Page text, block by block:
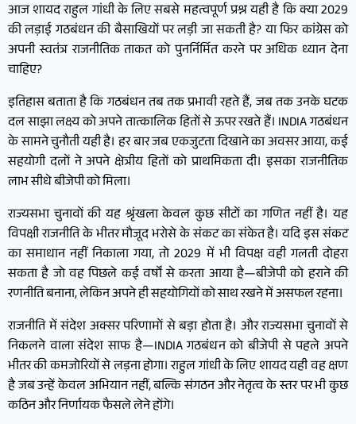
आज शायद राहुल गांधी के लिए सबसे महत्वपूर्ण प्रश्न यही है कि क्या 2029
की लड़ाई गठबंधन की बैसाखियों पर लड़ी जा सकती है? या फिर कांग्रेस को
अपनी स्वतंत्र राजनीतिक ताकत को पुनर्निर्मित करने पर अधिक ध्यान देना
चाहिए?
इतिहास बताता है कि गठबंधन तब तक प्रभावी रहते हैं, जब तक उनके घटक
दल साझा लक्ष्य को अपने तात्कालिक हितों से ऊपर रखते हैं। INDIA गठबंधन
के सामने चुनौती यही है। हर बार जब एकजुटता दिखाने का अवसर आया, कई
सहयोगी दलों ने अपने क्षेत्रीय हितों को प्राथमिकता दी। इसका राजनीतिक
लाभ सीधे बीजेपी को मिला।
राज्यसभा चुनावों की यह श्रृंखला केवल कुछ सीटों का गणित नहीं है। यह
विपक्षी राजनीति के भीतर मौजूद भरोसे के संकट का संकेत है। यदि इस संकट
का समाधान नहीं निकाला गया, तो 2029 में भी विपक्ष वही गलती दोहरा
सकता है जो वह पिछले कई वर्षों से करता आया है—बीजेपी को हराने की
रणनीति बनाना, लेकिन अपने ही सहयोगियों को साथ रखने में असफल रहना।
राजनीति में संदेश अक्सर परिणामों से बड़ा होता है। और राज्यसभा चुनावों से
निकलने वाला संदेश साफ है—INDIA गठबंधन को बीजेपी से पहले अपने
भीतर की कमजोरियों से लड़ना होगा। राहुल गांधी के लिए शायद यही वह क्षण
है जब उन्हें केवल अभियान नहीं, बल्कि संगठन और नेतृत्व के स्तर पर भी कुछ
कठिन और निर्णायक फैसले लेने होंगे।